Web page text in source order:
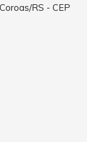
RS - CEP